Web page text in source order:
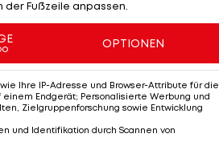
wieder
zur Führung
landet.
DerAC Milan
Torabschlüssen,
Fußzeile anpassen.
OPTIONEN
Ihre IP-Adresse und Browser-Attribute für die
Endgerät; Personalisierte Werbung und
Zielgruppenforschung sowie Entwicklung
und Identifikation durch Scannen von